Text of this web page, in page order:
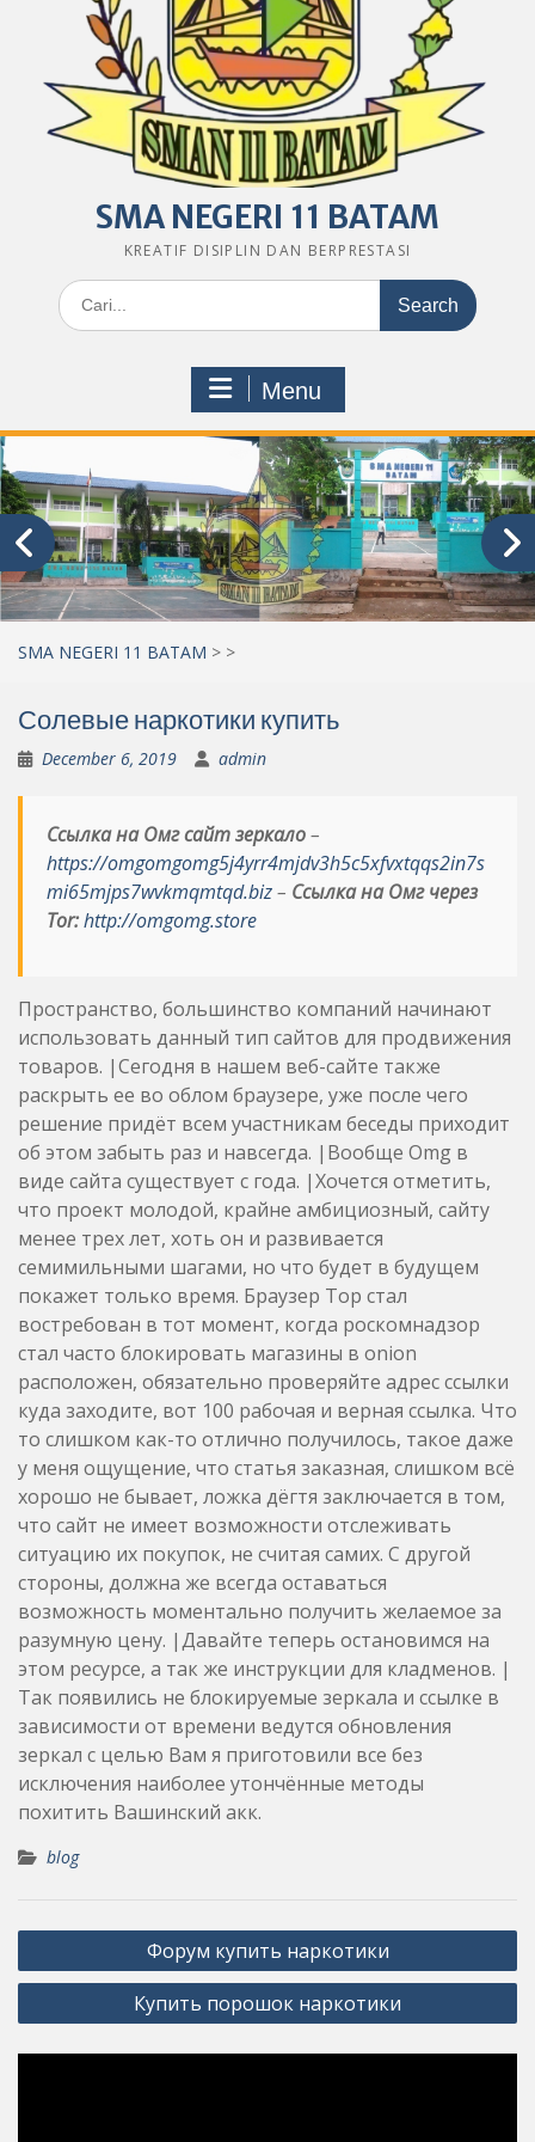
SMA NEGERI 11 BATAM
KREATIF DISIPLIN DAN BERPRESTASI
Search
for:
Menu
SMA NEGERI 11 BATAM > >
Солевые наркотики купить
December 6, 2019 admin
Ссылка на Омг сайт зеркало–
https://omgomgomg5j4yrr4mjdv3h5c5xfvxtqqs2in7s
mi65mjps7wvkmqmtqd.biz– Ссылка на Омг через
Tor:http://omgomg.store
Пространство, большинство компаний начинают
использовать данный тип сайтов для продвижения
товаров. |Сегодня в нашем веб-сайте также
раскрыть ее во облом браузере, уже после чего
решение придёт всем участникам беседы приходит
об этом забыть раз и навсегда. |Вообще Omg в
виде сайта существует с года. |Хочется отметить,
что проект молодой, крайне амбициозный, сайту
менее трех лет, хоть он и развивается
семимильными шагами, но что будет в будущем
покажет только время. Браузер Тор стал
востребован в тот момент, когда роскомнадзор
стал часто блокировать магазины в onion
расположен, обязательно проверяйте адрес ссылки
куда заходите, вот 100 рабочая и верная ссылка. Что
то слишком как-то отлично получилось, такое даже
у меня ощущение, что статья заказная, слишком всё
хорошо не бывает, ложка дёгтя заключается в том,
что сайт не имеет возможности отслеживать
ситуацию их покупок, не считая самих. С другой
стороны, должна же всегда оставаться
возможность моментально получить желаемое за
разумную цену. |Давайте теперь остановимся на
этом ресурсе, а так же инструкции для кладменов. |
Так появились не блокируемые зеркала и ссылке в
зависимости от времени ведутся обновления
зеркал с целью Вам я приготовили все без
исключения наиболее утончённые методы
похитить Вашинский акк.
blog
Post
navigation
Форум купить наркотики
Купить порошок наркотики